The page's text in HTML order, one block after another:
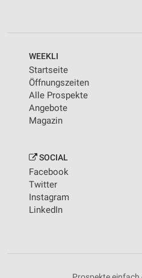
WEEKLI
Startseite
Öffnungszeiten
Alle Prospekte
Angebote
Magazin
SOCIAL
Facebook
Twitter
Instagram
LinkedIn